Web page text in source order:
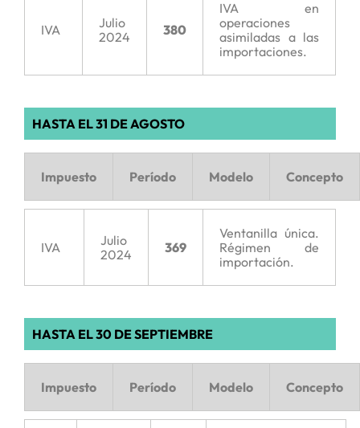
IVA
Julio
2024
380
IVA en
operaciones
asimiladas a las
importaciones.
HASTA EL 31 DE AGOSTO
Impuesto Período Modelo Concepto
IVA
Julio
2024
369
Ventanilla única.
Régimen de
importación.
HASTA EL 30 DE SEPTIEMBRE
Impuesto Período Modelo Concepto